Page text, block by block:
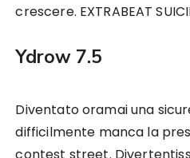
crescere. EXTRABEAT
Ydrow 7.5
Diventato oramai una
difficilmente manca la